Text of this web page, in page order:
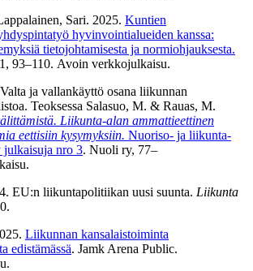
Sari. 2025. Kuntien
hyvinvointialueiden kanssa:
tietojohtamisesta ja normiohjauksesta.
93–110. Avoin verkkojulkaisu.
ja vallankäyttö osana liikunnan
Teoksessa Salasuo, M. & Rauas, M.
Liikunta-alan ammattieettinen
eettisiin kysymyksiin. Nuoriso- ja liikunta-
julkaisuja nro 3. Nuoli ry, 77–
EU:n liikuntapolitiikan uusi suunta. Liikunta
Liikunnan kansalaistoiminta
edistämässä. Jamk Arena Public.